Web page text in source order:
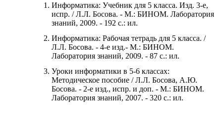
Информатика: Учебник для 5 класса. Изд. 3-е,
испр. / Л.Л. Босова. - М.: БИНОМ. Лаборатория
знаний, 2009. - 192 с.: ил.
Информатика: Рабочая тетрадь для 5 класса. /
Л.Л. Босова. - 4-е изд.- М.: БИНОМ.
Лаборатория знаний, 2009. - 87 с.: ил.
Уроки информатики в 5-6 классах:
Методическое пособие / Л.Л. Босова, А.Ю.
Босова. - 2-е изд., испр. и доп. - М.: БИНОМ.
Лаборатория знаний, 2007. - 320 с.: ил.